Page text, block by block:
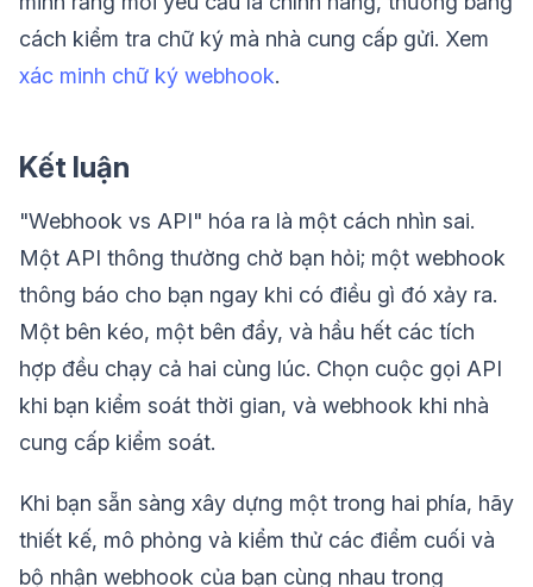
cách kiểm tra chữ ký mà nhà cung cấp gửi. Xem
xác minh chữ ký webhook.
Kết luận
"Webhook vs API" hóa ra là một cách nhìn sai.
Một API thông thường chờ bạn hỏi; một webhook
thông báo cho bạn ngay khi có điều gì đó xảy ra.
Một bên kéo, một bên đẩy, và hầu hết các tích
hợp đều chạy cả hai cùng lúc. Chọn cuộc gọi API
khi bạn kiểm soát thời gian, và webhook khi nhà
cung cấp kiểm soát.
Khi bạn sẵn sàng xây dựng một trong hai phía, hãy
thiết kế, mô phỏng và kiểm thử các điểm cuối và
bộ nhận webhook của bạn cùng nhau trong